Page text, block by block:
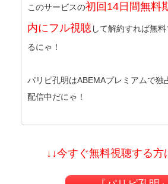
このサービスの初回14日間無料
内にフル視聴して解約すれば無
るにゃ！
パリピ孔明はABEMAプレミアムで独
配信中だにゃ！
↓↓今すぐ無料視聴する方